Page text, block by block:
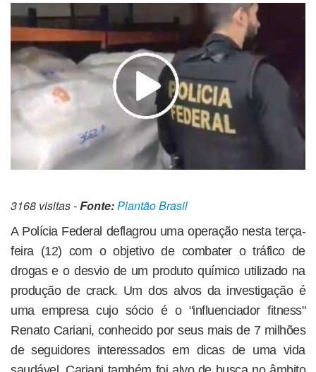
3168 visitas -Fonte:Plantão Brasil
A Polícia Federal deflagrou uma operação nesta terça-
feira (12) com o objetivo de combater o tráfico de
drogas e o desvio de um produto químico utilizado na
produção de crack. Um dos alvos da investigação é
uma empresa cujo sócio é o "influenciador fitness"
Renato Cariani, conhecido por seus mais de 7 milhões
de seguidores interessados em dicas de uma vida